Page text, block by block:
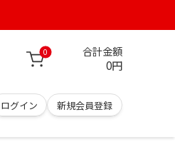
0 合計金額
0円
ログイン 新規会員登録